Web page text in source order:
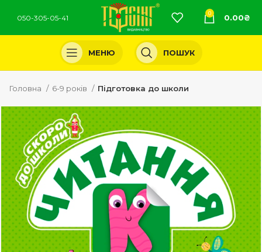
050-305-05-41
0 0.00₴
МЕНЮ ПОШУК
Головна 6-9 років Підготовка до школи